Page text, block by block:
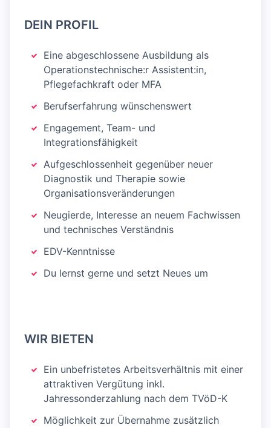
DEIN PROFIL
Eine abgeschlossene Ausbildung als
Operationstechnische:r Assistent:in,
Pflegefachkraft oder MFA
Berufserfahrung wünschenswert
Engagement, Team- und
Integrationsfähigkeit
Aufgeschlossenheit gegenüber neuer
Diagnostik und Therapie sowie
Organisationsveränderungen
Neugierde, Interesse an neuem Fachwissen
und technisches Verständnis
EDV-Kenntnisse
Du lernst gerne und setzt Neues um
WIR BIETEN
Ein unbefristetes Arbeitsverhältnis mit einer
attraktiven Vergütung inkl.
Jahressonderzahlung nach dem TVöD-K
Möglichkeit zur Übernahme zusätzlich